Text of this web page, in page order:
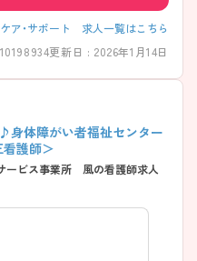
ア・サポート 求人一覧はこちら
更新日 : 2026年1月14日
身体障がい者福祉センター
看護師＞
ービス事業所 風の看護師求人